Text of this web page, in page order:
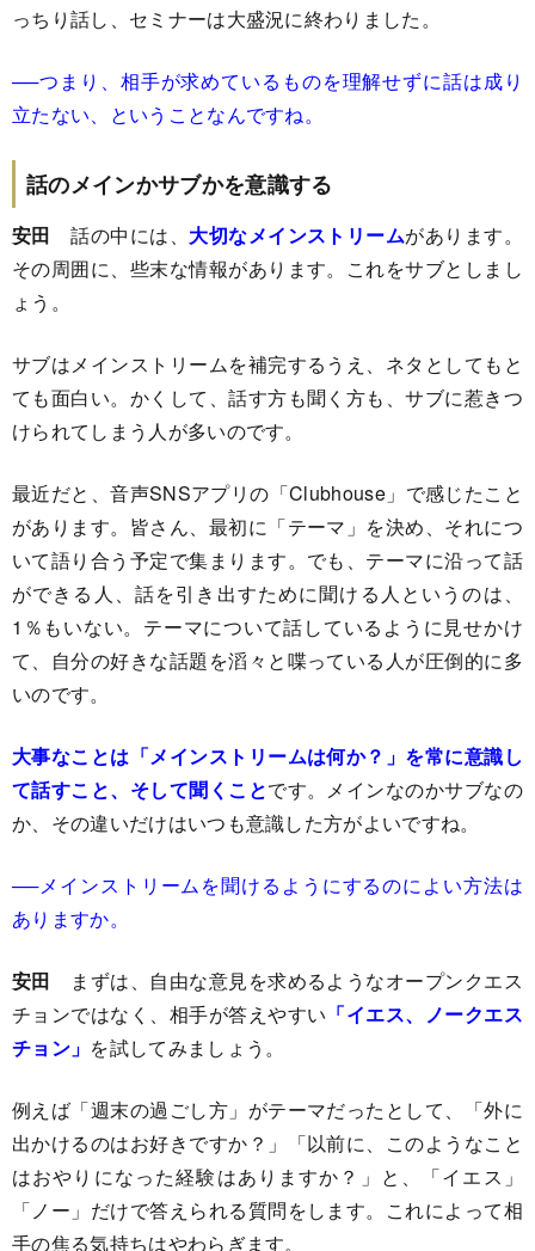
っちり話し、セミナーは大盛況に終わりました。
──つまり、相手が求めているものを理解せずに話は成り
立たない、ということなんですね。
話のメインかサブかを意識する
安田 話の中には、 大切なメインストリームがあります。
その周囲に、些末な情報があります。これをサブとしまし
ょう。
サブはメインストリームを補完するうえ、ネタとしてもと
ても面白い。かくして、話す方も聞く方も、サブに惹きつ
けられてしまう人が多いのです。
最近だと、音声SNSアプリの「Clubhouse」で感じたこと
があります。皆さん、最初に「テーマ」を決め、それにつ
いて語り合う予定で集まります。でも、テーマに沿って話
ができる人、話を引き出すために聞ける人というのは、
1％もいない。テーマについて話しているように見せかけ
て、自分の好きな話題を滔々と喋っている人が圧倒的に多
いのです。
大事なことは「メインストリームは何か？」を常に意識し
て話すこと、そして聞くことです。メインなのかサブなの
か、その違いだけはいつも意識した方がよいですね。
──メインストリームを聞けるようにするのによい方法は
ありますか。
安田 まずは、自由な意見を求めるようなオープンクエス
チョンではなく、相手が答えやすい 「イエス、ノークエス
チョン」 を試してみましょう。
例えば「週末の過ごし方」がテーマだったとして、「外に
出かけるのはお好きですか？」「以前に、このようなこと
はおやりになった経験はありますか？」と、「イエス」
「ノー」だけで答えられる質問をします。これによって相
手の焦る気持ちはやわらぎます。